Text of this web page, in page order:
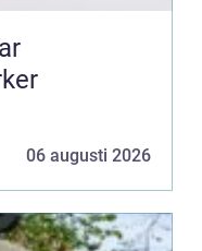
06 augusti 2026